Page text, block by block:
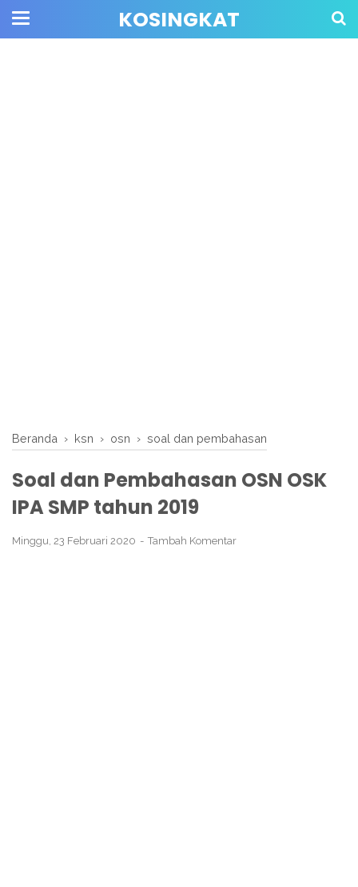
KOSINGKAT
Beranda › ksn › osn › soal dan pembahasan
Soal dan Pembahasan OSN OSK
IPA SMP tahun 2019
Minggu, 23 Februari 2020 Tambah Komentar